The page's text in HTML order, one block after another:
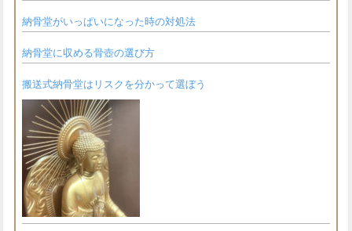
納骨堂がいっぱいになった時の対処法
納骨堂に収める骨壺の選び方
搬送式納骨堂はリスクを分かって選ぼう